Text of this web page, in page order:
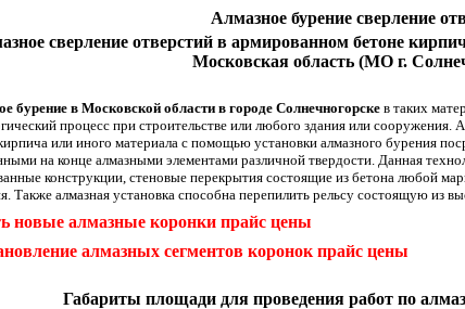
Алмазное бурение сверление
сверление отверстий в армированном бетоне
Московская область (МО г.
бурение в Московской области в городе Солнечногорске в таких
процесс при строительстве или любого здания или сооружения.
или иного материала с помощью установки алмазного бурения
на конце алмазными элементами различной твердости. Данная
конструкции, стеновые перекрытия состоящие из бетона любой
Также алмазная установка способна перепилить рельсу состоящую из
новые алмазные коронки прайс цены
алмазных сегментов коронок прайс цены
Габариты площади для проведения работ по